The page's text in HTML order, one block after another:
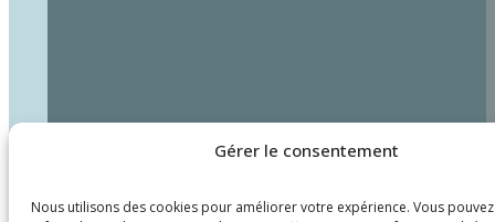
Gérer le consentement
Nous utilisons des cookies pour améliorer votre expérience. Vous